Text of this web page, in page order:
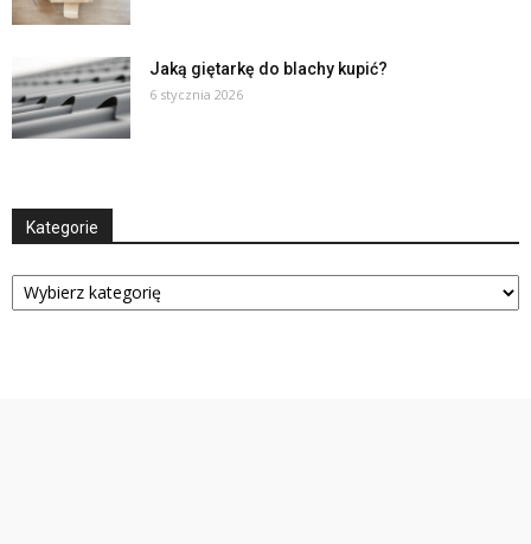
Jaką giętarkę do blachy kupić?
6 stycznia 2026
Kategorie
Kategorie